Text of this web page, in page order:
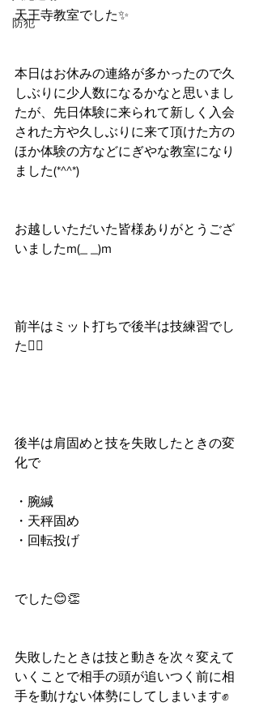
防犯
天王寺教室でした✨
本日はお休みの連絡が多かったので久
しぶりに少人数になるかなと思いまし
たが、先日体験に来られて新しく入会
された方や久しぶりに来て頂けた方の
ほか体験の方などにぎやな教室になり
ました(*^^*)
お越しいただいた皆様ありがとうござ
いましたm(_ _)m
前半はミット打ちで後半は技練習でし
た🙆‍♀️
後半は肩固めと技を失敗したときの変
化で
・腕緘
・天秤固め
・回転投げ
でした😊👏
失敗したときは技と動きを次々変えて
いくことで相手の頭が追いつく前に相
手を動けない体勢にしてしまいます✊